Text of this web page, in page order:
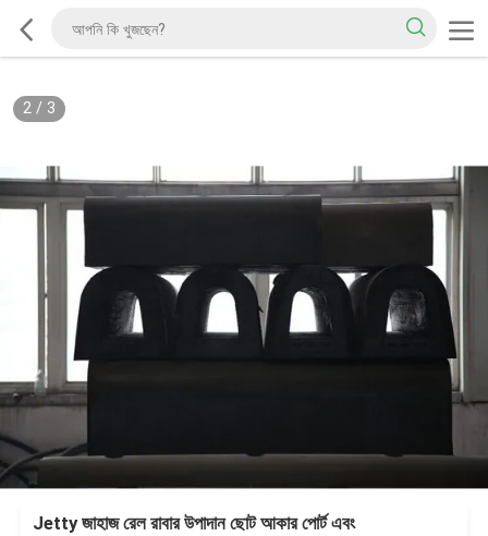
2/ 3
Jetty জাহাজ রেল রাবার উপাদান ছোট আকার পোর্ট এবং